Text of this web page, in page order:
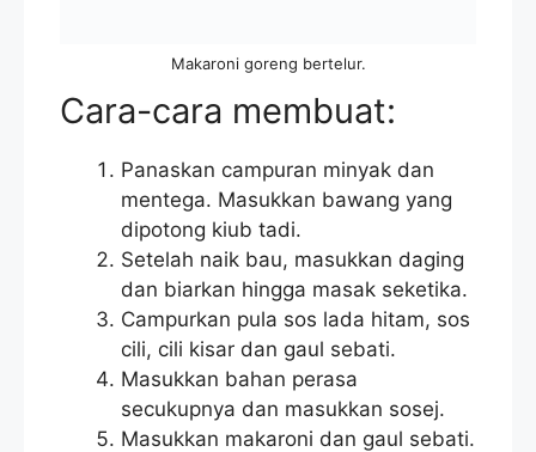
Makaroni goreng bertelur.
Cara-cara membuat:
Panaskan campuran minyak dan
mentega. Masukkan bawang yang
dipotong kiub tadi.
Setelah naik bau, masukkan daging
dan biarkan hingga masak seketika.
Campurkan pula sos lada hitam, sos
cili, cili kisar dan gaul sebati.
Masukkan bahan perasa
secukupnya dan masukkan sosej.
Masukkan makaroni dan gaul sebati.